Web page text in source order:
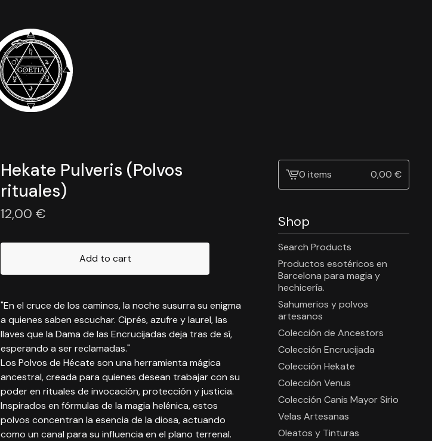
Hekate Pulveris (Polvos
rituales)
12,00€
Add to cart
"En el cruce de los caminos, la noche susurra su enigma
a quienes saben escuchar. Ciprés, azufre y laurel, las
llaves que la Dama de las Encrucijadas deja tras de sí,
esperando a ser reclamadas."
Los Polvos de Hécate son una herramienta mágica
ancestral, creada para quienes desean trabajar con su
poder en rituales de invocación, protección y justicia.
Inspirados en fórmulas de la magia helénica, estos
polvos concentran la esencia de la diosa, actuando
como un canal para su influencia en el plano terrenal.
View0 items 0,00 €
Shop
Search Products
Productos esotéricos en
Barcelona para magia y
hechicería.
Sahumerios y polvos
artesanos
Colección de Ancestors
Colección Encrucijada
Colección Hekate
Colección Venus
Colección Canis Mayor Sirio
Velas Artesanas
Oleatos y Tinturas